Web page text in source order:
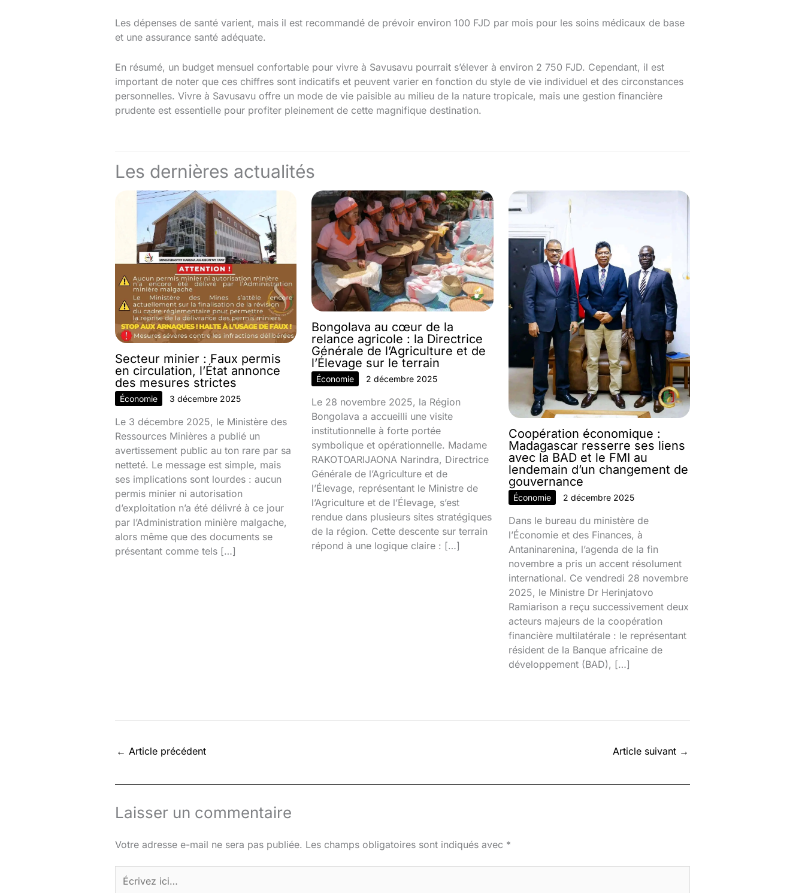
Les dépenses de santé varient, mais il est recommandé de prévoir environ 100 FJD par mois pour les soins médicaux de base
et une assurance santé adéquate.
En résumé, un budget mensuel confortable pour vivre à Savusavu pourrait s’élever à environ 2 750 FJD. Cependant, il est
important de noter que ces chiffres sont indicatifs et peuvent varier en fonction du style de vie individuel et des circonstances
personnelles. Vivre à Savusavu offre un mode de vie paisible au milieu de la nature tropicale, mais une gestion financière
prudente est essentielle pour profiter pleinement de cette magnifique destination.
Les dernières actualités
Secteur minier : Faux permis
en circulation, l’État annonce
des mesures strictes
Économie 3 décembre 2025
Le 3 décembre 2025, le Ministère des
Ressources Minières a publié un
avertissement public au ton rare par sa
netteté. Le message est simple, mais
ses implications sont lourdes : aucun
permis minier ni autorisation
d’exploitation n’a été délivré à ce jour
par l’Administration minière malgache,
alors même que des documents se
présentant comme tels […]
Bongolava au cœur de la
relance agricole : la Directrice
Générale de l’Agriculture et de
l’Élevage sur le terrain
Économie 2 décembre 2025
Le 28 novembre 2025, la Région
Bongolava a accueilli une visite
institutionnelle à forte portée
symbolique et opérationnelle. Madame
RAKOTOARIJAONA Narindra, Directrice
Générale de l’Agriculture et de
l’Élevage, représentant le Ministre de
l’Agriculture et de l’Élevage, s’est
rendue dans plusieurs sites stratégiques
de la région. Cette descente sur terrain
répond à une logique claire : […]
Coopération économique :
Madagascar resserre ses liens
avec la BAD et le FMI au
lendemain d’un changement de
gouvernance
Économie 2 décembre 2025
Dans le bureau du ministère de
l’Économie et des Finances, à
Antaninarenina, l’agenda de la fin
novembre a pris un accent résolument
international. Ce vendredi 28 novembre
2025, le Ministre Dr Herinjatovo
Ramiarison a reçu successivement deux
acteurs majeurs de la coopération
financière multilatérale : le représentant
résident de la Banque africaine de
développement (BAD), […]
← Article précédent Article suivant →
Laisser un commentaire
Votre adresse e-mail ne sera pas publiée. Les champs obligatoires sont indiqués avec *
ici…